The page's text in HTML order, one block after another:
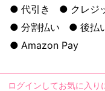
代引き
クレジ
分割払い
後払
Amazon Pay
ログインしてお気に入り